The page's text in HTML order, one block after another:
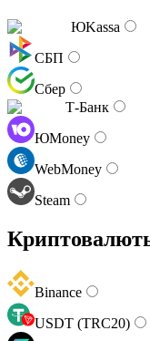
ЮKassa
СБП
Сбер
Т-Банк
ЮMoney
WebMoney
Steam
Binance
USDT (TRC20)